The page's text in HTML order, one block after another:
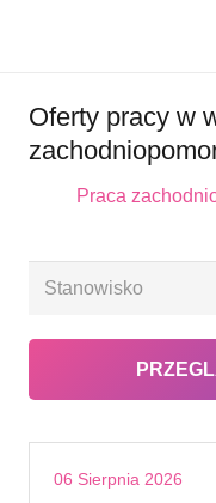
Oferty pracy w
Praca
06 Sierpnia 2026